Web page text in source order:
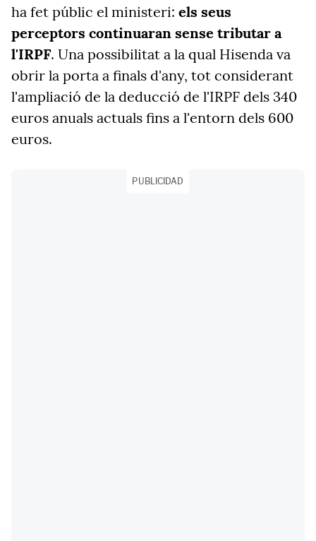
ha fet públic el ministeri: els seus
perceptors continuaran sense tributar a
l'IRPF. Una possibilitat a la qual Hisenda va
obrir la porta a finals d'any, tot considerant
l'ampliació de la deducció de l'IRPF dels 340
euros anuals actuals fins a l'entorn dels 600
euros.
PUBLICIDAD